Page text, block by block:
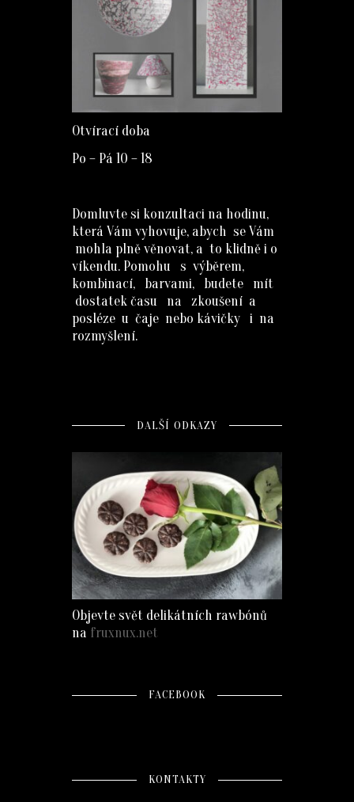
Otvírací doba
Po – Pá 10 – 18
Domluvte si konzultaci na hodinu,
která Vám vyhovuje, abych se Vám
mohla plně věnovat, a to klidně i o
víkendu. Pomohu s výběrem,
kombinací, barvami, budete mít
dostatek času na zkoušení a
posléze u čaje nebo kávičky i na
rozmyšlení.
DALŠÍ ODKAZY
Objevte svět delikátních rawbónů
na fruxnux.net
FACEBOOK
KONTAKTY